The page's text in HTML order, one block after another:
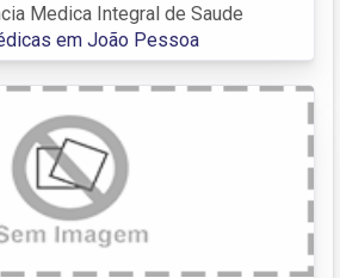
Medica Integral de Saude
em João Pessoa